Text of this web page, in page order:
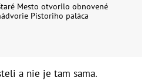
Mesto otvorilo obnovené
Pistoriho paláca
a nie je tam sama.